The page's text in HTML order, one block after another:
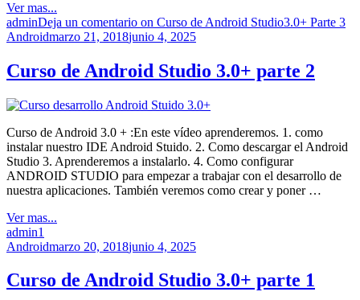
Ver mas...
adminDeja un comentario on Curso de Android Studio3.0+ Parte 3
Androidmarzo 21, 2018junio 4, 2025
Curso de Android Studio 3.0+ parte 2
Curso de Android 3.0 + :En este vídeo aprenderemos. 1. como
instalar nuestro IDE Android Stuido. 2. Como descargar el Android
Studio 3. Aprenderemos a instalarlo. 4. Como configurar
ANDROID STUDIO para empezar a trabajar con el desarrollo de
nuestra aplicaciones. También veremos como crear y poner …
Ver mas...
admin1
Androidmarzo 20, 2018junio 4, 2025
Curso de Android Studio 3.0+ parte 1